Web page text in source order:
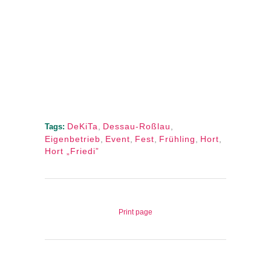
Tags: DeKiTa Dessau-Roßlau
Eigenbetrieb
Event Fest Frühling Hort
Hort „Friedi”
Print page